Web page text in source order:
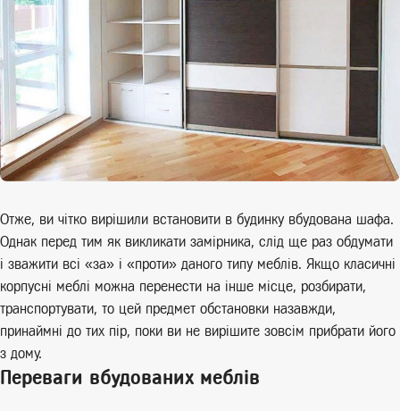
Отже, ви чітко вирішили встановити в будинку вбудована шафа.
Однак перед тим як викликати замірника, слід ще раз обдумати
і зважити всі «за» і «проти» даного типу меблів. Якщо класичні
корпусні меблі можна перенести на інше місце, розбирати,
транспортувати, то цей предмет обстановки назавжди,
принаймні до тих пір, поки ви не вирішите зовсім прибрати його
з дому.
Переваги вбудованих меблів